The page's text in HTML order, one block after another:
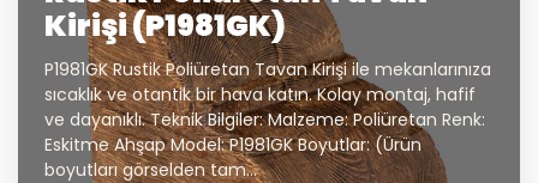
Kirişi (P1981GK)
P1981GK Rustik Poliüretan Tavan Kirişi ile mekanlarınıza
sıcaklık ve otantik bir hava katın. Kolay montaj, hafif
ve dayanıklı. Teknik Bilgiler: Malzeme: Poliüretan Renk:
Eskitme Ahşap Model: P1981GK Boyutlar: (Ürün
boyutları görselden tam...